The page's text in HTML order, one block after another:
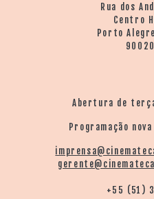
Rua dos
Centro
Porto
Abertura de
Programação
+55 (51)